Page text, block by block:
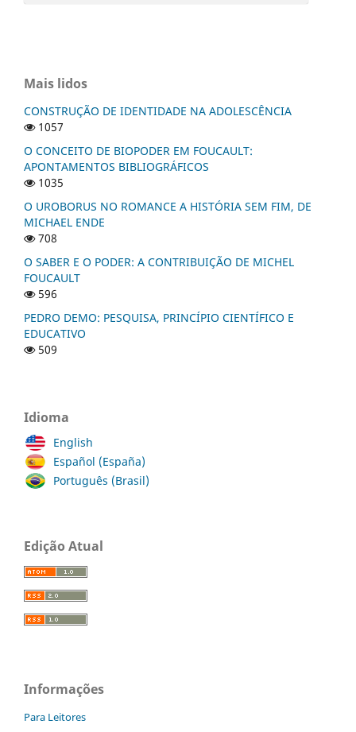
Mais lidos
CONSTRUÇÃO DE IDENTIDADE NA ADOLESCÊNCIA
1057
O CONCEITO DE BIOPODER EM FOUCAULT:
APONTAMENTOS BIBLIOGRÁFICOS
1035
O UROBORUS NO ROMANCE A HISTÓRIA SEM FIM, DE
MICHAEL ENDE
708
O SABER E O PODER: A CONTRIBUIÇÃO DE MICHEL
FOUCAULT
596
PEDRO DEMO: PESQUISA, PRINCÍPIO CIENTÍFICO E
EDUCATIVO
509
Idioma
English
Español (España)
Português (Brasil)
Edição Atual
Informações
Para Leitores